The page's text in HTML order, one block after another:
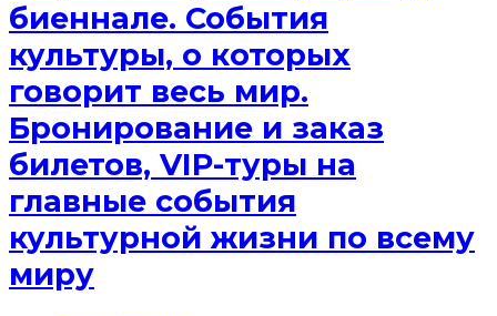
биеннале. События
культуры, о которых
говорит весь мир.
Бронирование и заказ
билетов, VIP-туры на
главные события
культурной жизни по всему
миру